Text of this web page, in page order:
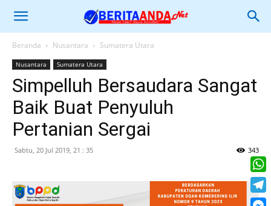
Beranda Nusantara Sumatera Utara
Nusantara Sumatera Utara
Simpelluh Bersaudara Sangat
Baik Buat Penyuluh
Pertanian Sergai
Sabtu, 20 Jul 2019, 21 : 35 343